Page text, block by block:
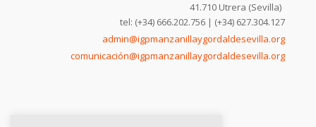
41.710 Utrera (Sevilla)
tel: (+34) 666.202.756 | (+34) 627.304.127
admin@igpmanzanillaygordaldesevilla.org
comunicación@igpmanzanillaygordaldesevilla.org